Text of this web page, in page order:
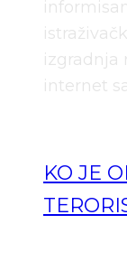
izgradnja
internet
KO JE